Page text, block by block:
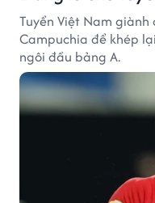
Tuyển Việt Nam
Campuchia để khép
ngôi đầu bảng A.